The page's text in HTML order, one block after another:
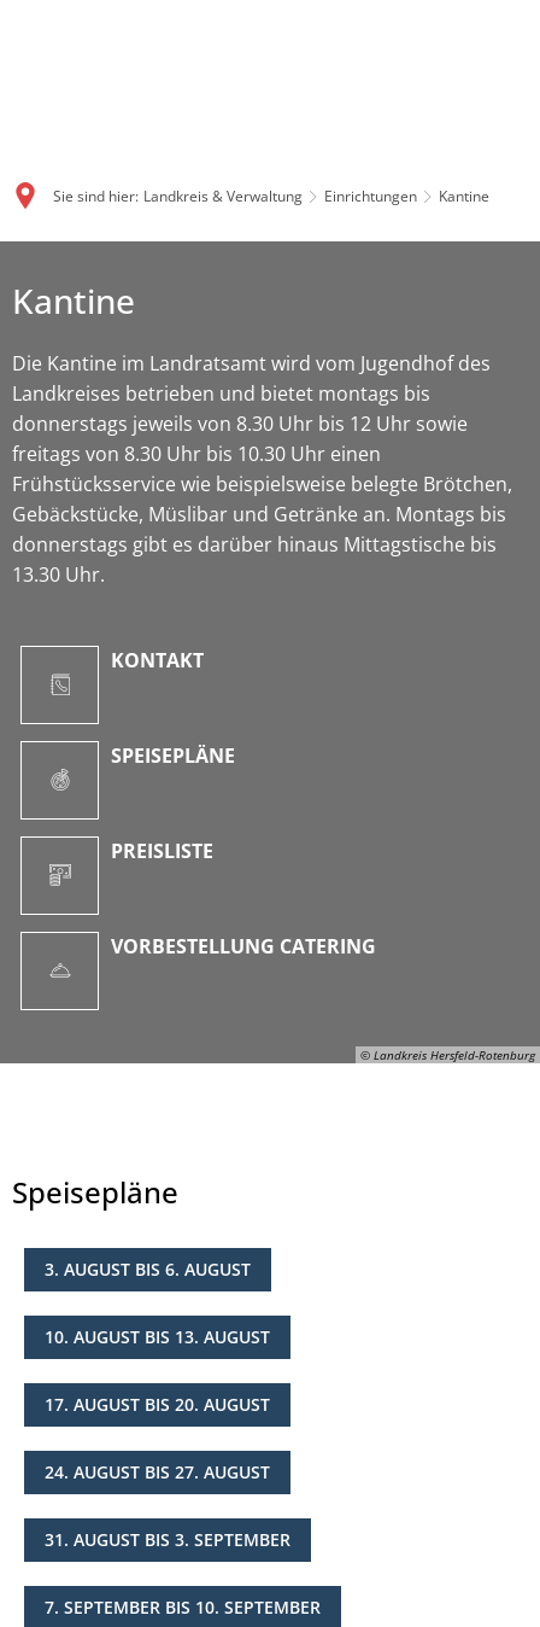
Sie sind hier: Landkreis & Verwaltung Einrichtungen Kantine
© Landkreis Hersfeld-Rotenburg
Kantine
Die Kantine im Landratsamt wird vom Jugendhof des
Landkreises betrieben und bietet montags bis
donnerstags jeweils von 8.30 Uhr bis 12 Uhr sowie
freitags von 8.30 Uhr bis 10.30 Uhr einen
Frühstücksservice wie beispielsweise belegte Brötchen,
Gebäckstücke, Müslibar und Getränke an. Montags bis
donnerstags gibt es darüber hinaus Mittagstische bis
13.30 Uhr.
KONTAKT
SPEISEPLÄNE
PREISLISTE
VORBESTELLUNG CATERING
Speisepläne
3. AUGUST BIS 6. AUGUST
10. AUGUST BIS 13. AUGUST
17. AUGUST BIS 20. AUGUST
24. AUGUST BIS 27. AUGUST
31. AUGUST BIS 3. SEPTEMBER
7. SEPTEMBER BIS 10. SEPTEMBER